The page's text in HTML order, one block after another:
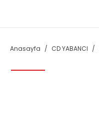
Anasayfa CD YABANCI